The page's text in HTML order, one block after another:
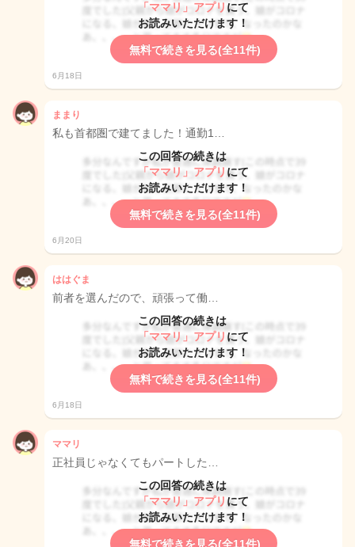
「ママリ」アプリ にて
お読みいただけます！
無料で続きを見る(全11件)
6月18日
ままり
私も首都圏で建てました！通勤1…
この回答の続きは
「ママリ」アプリ にて
お読みいただけます！
無料で続きを見る(全11件)
6月20日
ははぐま
前者を選んだので、頑張って働…
この回答の続きは
「ママリ」アプリ にて
お読みいただけます！
無料で続きを見る(全11件)
6月18日
ママリ
正社員じゃなくてもパートした…
この回答の続きは
「ママリ」アプリ にて
お読みいただけます！
無料で続きを見る(全11件)